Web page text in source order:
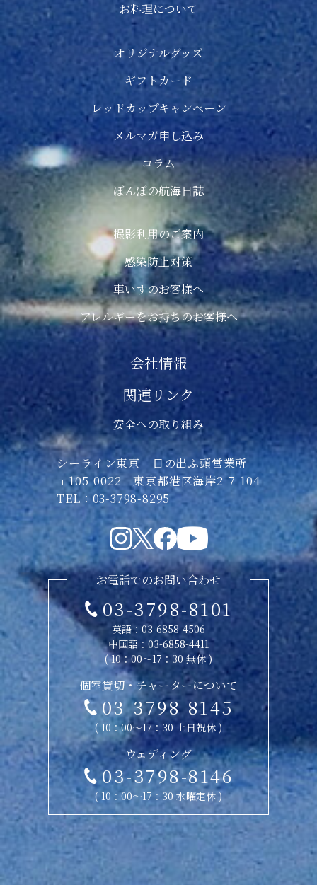
お料理について
オリジナルグッズ
ギフトカード
レッドカップキャンペーン
メルマガ申し込み
コラム
ぼんぼの航海日誌
撮影利用のご案内
感染防止対策
車いすのお客様へ
アレルギーをお持ちのお客様へ
会社情報
関連リンク
安全への取り組み
シーライン東京 日の出ふ頭営業所
〒105-0022 東京都港区海岸2-7-104
TEL：03-3798-8295
お電話でのお問い合わせ
03-3798-8101
英語： 03-6858-4506
中国語： 03-6858-4411
( 10：00〜17：30 無休 )
個室貸切・チャーターについて
03-3798-8145
( 10：00〜17：30 土日祝休 )
ウェディング
03-3798-8146
( 10：00〜17：30 水曜定休 )